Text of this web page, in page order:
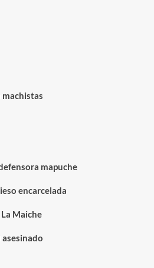
mapuche
encarcelada
Maiche